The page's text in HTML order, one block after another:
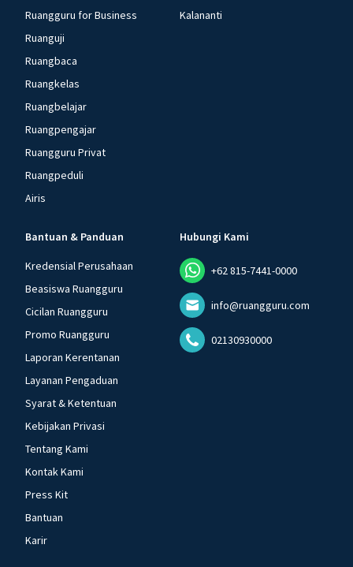
Ruangguru for Business
Ruanguji
Ruangbaca
Ruangkelas
Ruangbelajar
Ruangpengajar
Ruangguru Privat
Ruangpeduli
Airis
Kalananti
Bantuan & Panduan
Kredensial Perusahaan
Beasiswa Ruangguru
Cicilan Ruangguru
Promo Ruangguru
Laporan Kerentanan
Layanan Pengaduan
Syarat & Ketentuan
Kebijakan Privasi
Tentang Kami
Kontak Kami
Press Kit
Bantuan
Karir
Hubungi Kami
+62 815-7441-0000
info@ruangguru.com
02130930000